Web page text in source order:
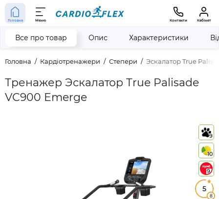
Головна Меню Контакти Кабінет
Головна Кардіотренажери Степери Эскалатор True
Тренажер Эскалатор True Palisade
VC900 Emerge
Все про товар Опис Характеристики
9
10
9
5
8